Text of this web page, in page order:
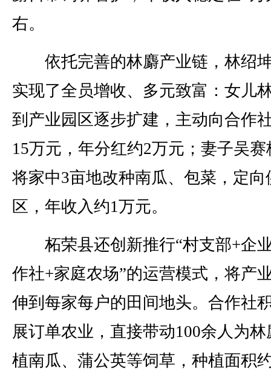
右。
依托完善的林麝产业链，林绍
实现了全员增收、多元致富：女儿
到产业园区逐步扩建，主动向合作
15万元，年分红约2万元；妻子吴赛
将家中3亩地改种南瓜、包菜，定向
区，年收入约1万元。
柘荣县还创新推行“村支部+企
作社+家庭农场”的运营模式，将产
伸到每家每户的田间地头。合作社
展订单农业，直接带动100余人为林
植南瓜、蒲公英等饲草，种植面积